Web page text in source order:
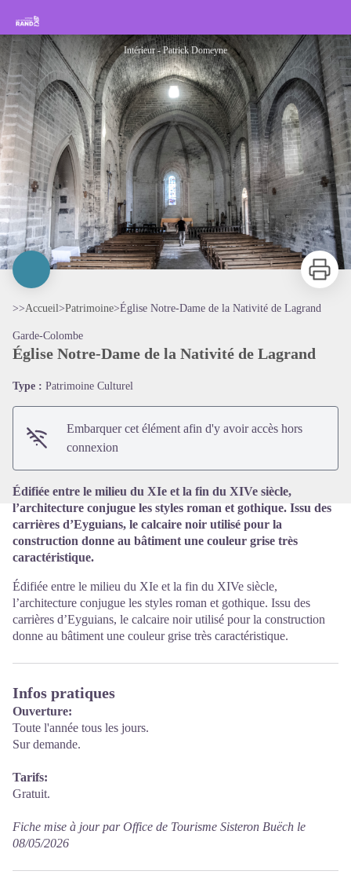
Rando Sisteron Buëch Baronnies Provençales
Intérieur - Patrick Domeyne
Imprimer
>>Accueil>Patrimoine>Église Notre-Dame de la Nativité de Lagrand
Garde-Colombe
Église Notre-Dame de la Nativité de Lagrand
Type : Patrimoine Culturel
Embarquer cet élément afin d'y avoir accès hors
connexion
Édifiée entre le milieu du XIe et la fin du XIVe siècle,
l’architecture conjugue les styles roman et gothique. Issu des
carrières d’Eyguians, le calcaire noir utilisé pour la
construction donne au bâtiment une couleur grise très
caractéristique.
Édifiée entre le milieu du XIe et la fin du XIVe siècle,
l’architecture conjugue les styles roman et gothique. Issu des
carrières d’Eyguians, le calcaire noir utilisé pour la construction
donne au bâtiment une couleur grise très caractéristique.
Infos pratiques
Ouverture:
Toute l'année tous les jours.
Sur demande.
Tarifs:
Gratuit.
Fiche mise à jour par Office de Tourisme Sisteron Buëch le
08/05/2026